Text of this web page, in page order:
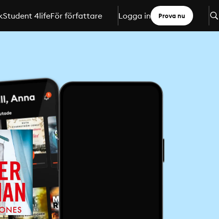
Student 4lifeFör författare Logga in Prova nu